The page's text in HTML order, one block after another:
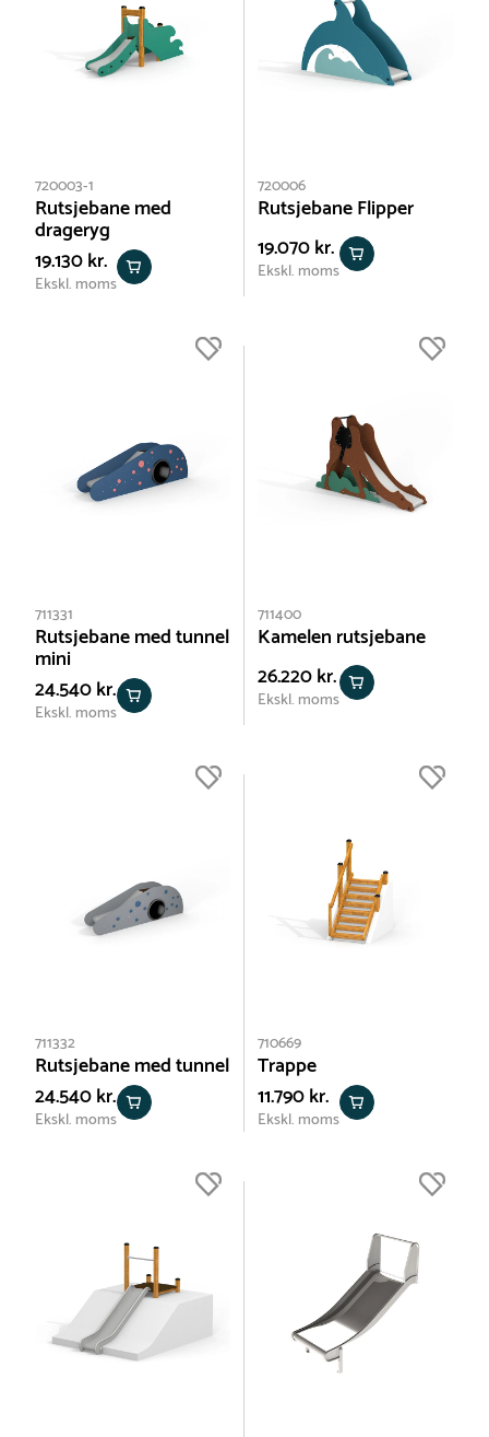
720003-1
Rutsjebane med
drageryg
19.130 kr.
Ekskl. moms
720006
Rutsjebane Flipper
19.070 kr.
Ekskl. moms
711331
Rutsjebane med tunnel
mini
24.540 kr.
Ekskl. moms
711400
Kamelen rutsjebane
26.220 kr.
Ekskl. moms
711332
Rutsjebane med tunnel
24.540 kr.
Ekskl. moms
710669
Trappe
11.790 kr.
Ekskl. moms